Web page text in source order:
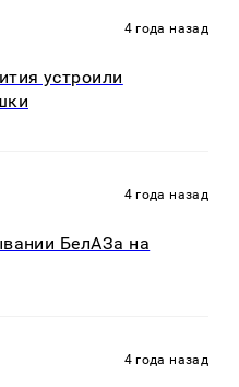
4 года назад
устроили
4 года назад
БелАЗа на
4 года назад